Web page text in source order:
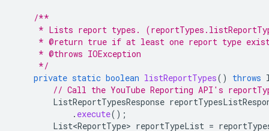
/**
* Lists report types.
* @return true if at least one report type
     * @throws IOException
     */
private static boolean listReportTypes() throws
// Call the YouTube Reporting API's
ListReportTypesResponse
. execute();
List<ReportType> reportTypeList =